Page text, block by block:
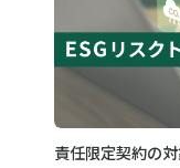
責任限定契約の